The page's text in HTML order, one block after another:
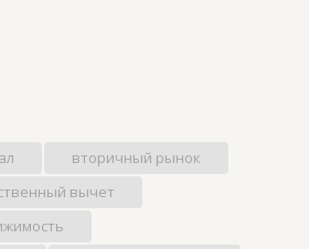
вторичный рынок
вычет